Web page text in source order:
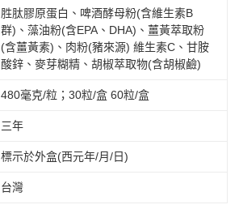
胜肽膠原蛋白、啤酒酵母粉(含維生素B
群)、藻油粉(含EPA、DHA)、薑黃萃取粉
(含薑黃素)、肉粉(豬來源) 維生素C、甘胺
酸鋅、麥芽糊精、胡椒萃取物(含胡椒鹼)
480毫克/粒；30粒/盒 60粒/盒
三年
標示於外盒(西元年/月/日)
台灣